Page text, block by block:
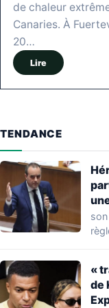
de chaleur
Canaries. À
20…
Lire
TENDANCE
«
de